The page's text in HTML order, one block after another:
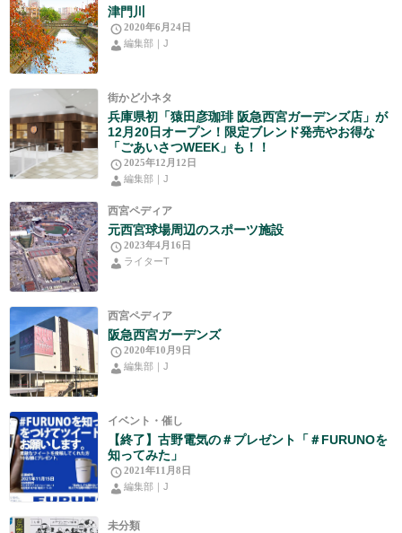
津門川
2020年6月24日
編集部｜J
街かど小ネタ
兵庫県初「猿田彦珈琲 阪急西宮ガーデンズ店」が
12月20日オープン！限定ブレンド発売やお得な
「ごあいさつWEEK」も！！
2025年12月12日
編集部｜J
西宮ペディア
元西宮球場周辺のスポーツ施設
2023年4月16日
ライターT
西宮ペディア
阪急西宮ガーデンズ
2020年10月9日
編集部｜J
イベント・催し
【終了】古野電気の＃プレゼント「＃FURUNOを
知ってみた」
2021年11月8日
編集部｜J
未分類